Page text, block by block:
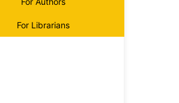
For Librarians